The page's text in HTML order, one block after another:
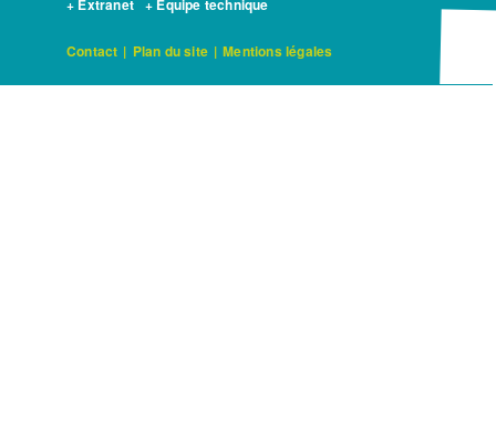
+ Extranet + Equipe technique
Contact | Plan du site | Mentions légales